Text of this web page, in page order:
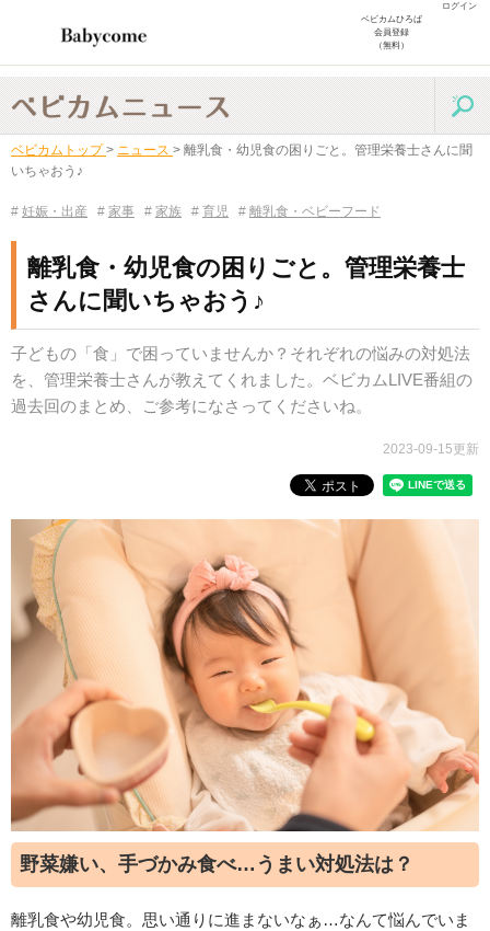
ログイン
ベビカムひろば
会員登録
（無料）
ベビカムトップ > ニュース > 離乳食・幼児食の困りごと。管理栄養士さんに聞
いちゃおう♪
# 妊娠・出産 # 家事 # 家族 # 育児 # 離乳食・ベビーフード
離乳食・幼児食の困りごと。管理栄養士
さんに聞いちゃおう♪
子どもの「食」で困っていませんか？それぞれの悩みの対処法
を、管理栄養士さんが教えてくれました。ベビカムLIVE番組の
過去回のまとめ、ご参考になさってくださいね。
2023-09-15更新
野菜嫌い、手づかみ食べ…うまい対処法は？
離乳食や幼児食。思い通りに進まないなぁ…なんて悩んでいま